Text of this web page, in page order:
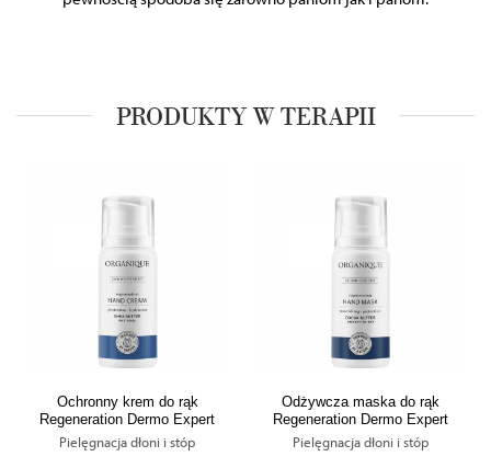
PRODUKTY W TERAPII
Ochronny krem do rąk
Regeneration Dermo Expert
Pielęgnacja dłoni i stóp
Odżywcza maska do rąk
Regeneration Dermo Expert
Pielęgnacja dłoni i stóp